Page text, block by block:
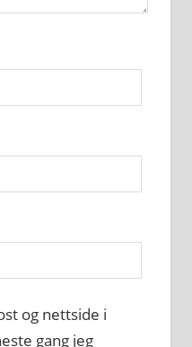
og nettside i
gang jeg